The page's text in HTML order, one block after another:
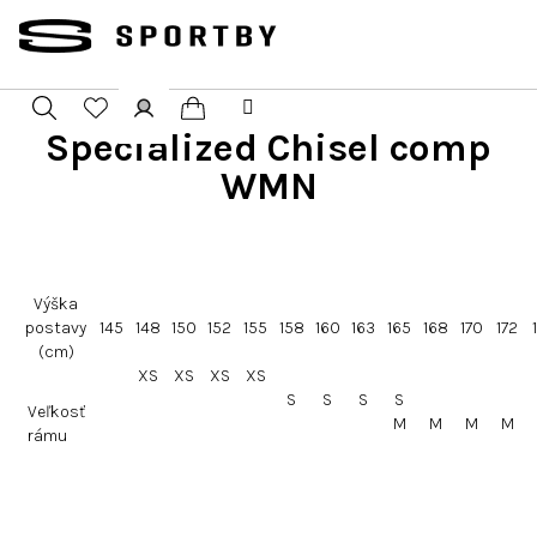
obsah
Hledat PřihlášeníNákupní
Specialized Chisel comp
WMN
Výška
postavy
(cm)
145 148 150 152 155 158 160 163 165 168 170 172
Veľkosť
rámu​
XS XS XS
XS
S
S S
S
M
M M M